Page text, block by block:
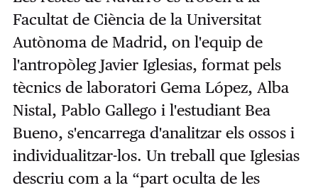
Facultat de Ciència de la Universitat
Autònoma de Madrid, on l'equip de
l'antropòleg Javier Iglesias, format pels
tècnics de laboratori Gema López, Alba
Nistal, Pablo Gallego i l'estudiant Bea
Bueno, s'encarrega d'analitzar els ossos i
individualitzar-los. Un treball que Iglesias
descriu com a la “part oculta de les